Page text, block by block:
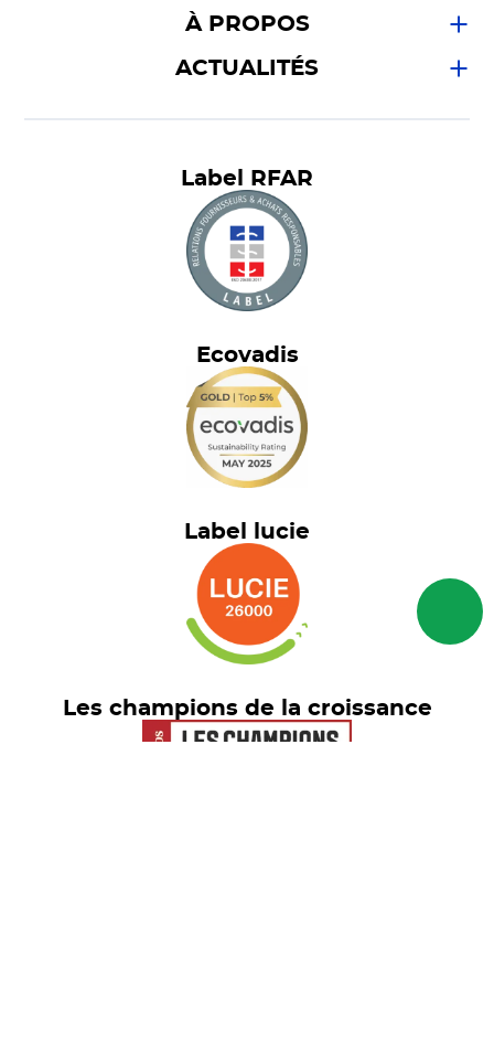
À PROPOS
ACTUALITÉS
Label RFAR
Ecovadis
Label lucie
Les champions de la croissance